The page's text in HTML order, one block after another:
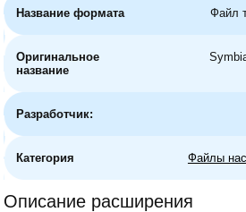
Название формата Файл
Оригинальное
название
Разработчик:
Категория Файлы
Описание расширения